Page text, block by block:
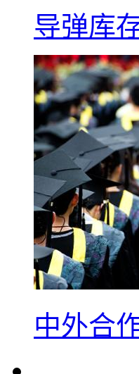
导弹库
中外合